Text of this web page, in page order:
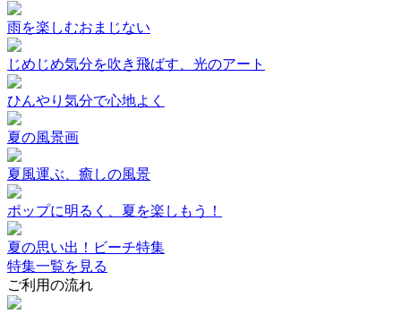
雨を楽しむおまじない
じめじめ気分を吹き飛ばす、光のアート
ひんやり気分で心地よく
夏の風景画
夏風運ぶ、癒しの風景
ポップに明るく、夏を楽しもう！
夏の思い出！ビーチ特集
特集一覧を見る
ご利用の流れ